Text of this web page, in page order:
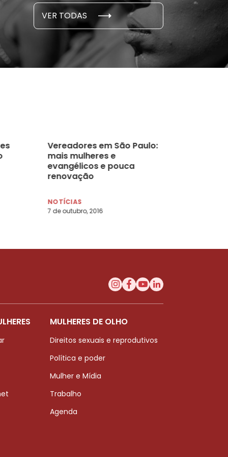
VER TODAS
E PESQUISAS
novembro, 2021
Vereadores em São Paulo:
mais mulheres e
evangélicos e pouca
renovação
NOTÍCIAS
7 de outubro, 2016
MULHERES DE OLHO
Direitos sexuais e reprodutivos
Política e poder
Mulher e Mídia
Trabalho
Agenda